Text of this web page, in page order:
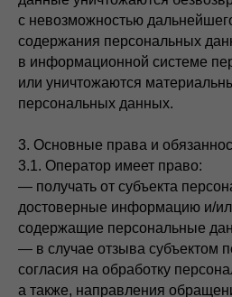
с невозможностью
содержания персональных
в информационной системе
или уничтожаются
персональных данных.
3. Основные права и
3.1. Оператор имеет право:
— получать от субъекта
достоверные информацию и/
содержащие персональные
— в случае отзыва субъектом
согласия на обработку
а также, направления